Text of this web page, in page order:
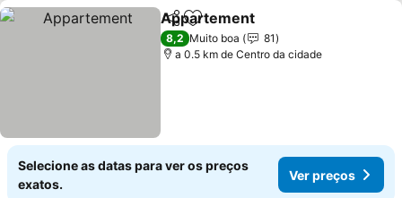
PartilharAdicionar aos favoritos
Appartement
8,2 Muito boa
81
a 0.5 km de Centro da cidade
Selecione as datas para ver os preços
exatos.
Ver preços